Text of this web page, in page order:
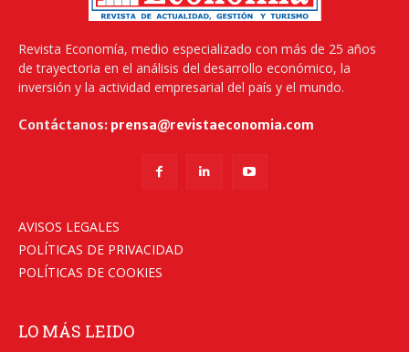
Revista Economía, medio especializado con más de 25 años
de trayectoria en el análisis del desarrollo económico, la
inversión y la actividad empresarial del país y el mundo.
Contáctanos: prensa@revistaeconomia.com
AVISOS LEGALES
POLÍTICAS DE PRIVACIDAD
POLÍTICAS DE COOKIES
LO MÁS LEIDO